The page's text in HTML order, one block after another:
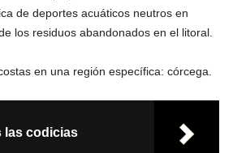
de deportes acuáticos neutros en
los residuos abandonados en el litoral.
en una región específica: córcega.
las codicias